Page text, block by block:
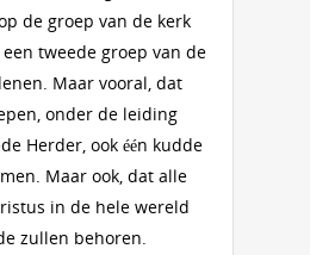
de groep van de kerk
tweede groep van de
Maar vooral, dat
onder de leiding
Herder, ook één kudde
Maar ook, dat alle
in de hele wereld
zullen behoren.